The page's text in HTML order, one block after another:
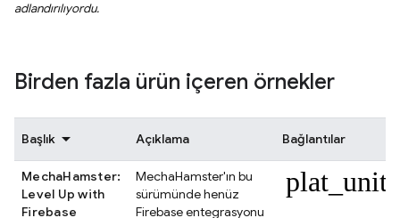
adlandırılıyordu.
Birden fazla ürün içeren örnekler
Başlık Açıklama Bağlantılar
MechaHamster:
Level Up with
Firebase
MechaHamster'ın bu
sürümünde henüz
Firebase entegrasyonu